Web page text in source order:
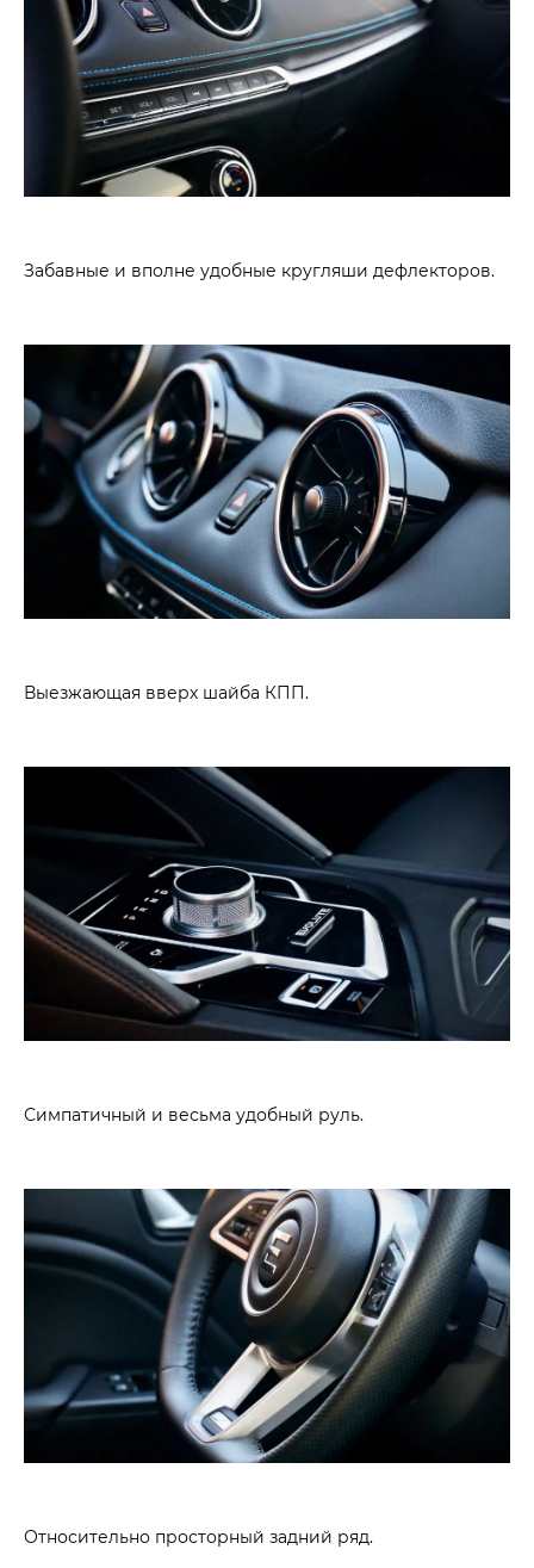
Забавные и вполне удобные кругляши дефлекторов.
Выезжающая вверх шайба КПП.
Симпатичный и весьма удобный руль.
Относительно просторный задний ряд.